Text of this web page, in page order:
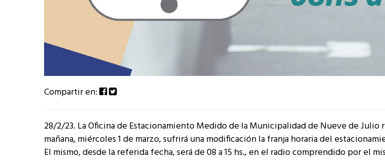
Compartir en:
28/2/23. La Oficina de Estacionamiento Medido de la Municipalidad de Nueve de Julio
mañana, miércoles 1 de marzo, sufrirá una modificación la franja horaria del
El mismo, desde la referida fecha, será de 08 a 15 hs., en el radio comprendido por el